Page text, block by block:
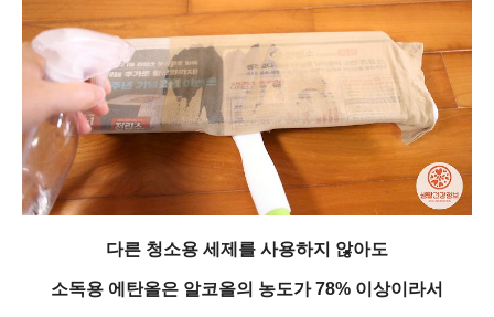
다른 청소용 세제를 사용하지 않아도
소독용 에탄올은 알코올의 농도가 78% 이상이라서